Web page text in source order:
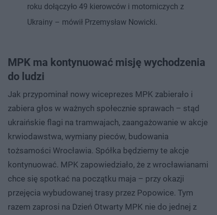
roku dołączyło 49 kierowców i motorniczych z
Ukrainy – mówił Przemysław Nowicki.
MPK ma kontynuować misję wychodzenia
do ludzi
Jak przypominał nowy wiceprezes MPK zabierało i
zabiera głos w ważnych społecznie sprawach – stąd
ukraińskie flagi na tramwajach, zaangażowanie w akcje
krwiodawstwa, wymiany pieców, budowania
tożsamości Wrocławia. Spółka będziemy te akcje
kontynuować. MPK zapowiedziało, że z wrocławianami
chce się spotkać na początku maja – przy okazji
przejęcia wybudowanej trasy przez Popowice. Tym
razem zaprosi na Dzień Otwarty MPK nie do jednej z